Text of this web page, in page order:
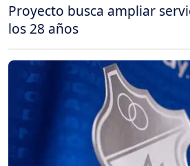
Proyecto busca ampliar
los 28 años